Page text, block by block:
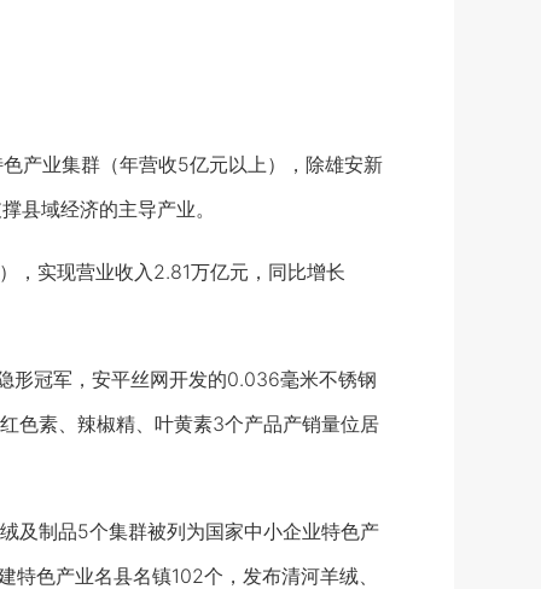
业集群（年营收5亿元以上），除雄安新
县域经济的主导产业。
实现营业收入2.81万亿元，同比增长
冠军，安平丝网开发的0.036毫米不锈钢
色素、辣椒精、叶黄素3个产品产销量位居
制品5个集群被列为国家中小企业特色产
色产业名县名镇102个，发布清河羊绒、